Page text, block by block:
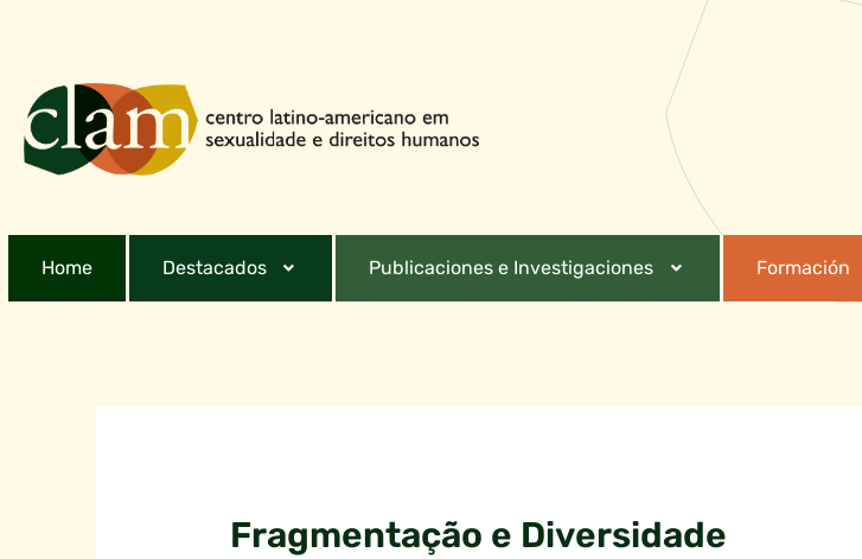
Home Destacados Publicaciones e Investigaciones Formación
Fragmentação e Diversidade